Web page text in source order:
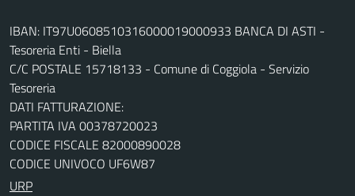
IBAN: IT97U0608510316000019000933 BANCA DI ASTI -
Tesoreria Enti - Biella
C/C POSTALE 15718133 - Comune di Coggiola - Servizio
Tesoreria
DATI FATTURAZIONE:
PARTITA IVA 00378720023
CODICE FISCALE 82000890028
CODICE UNIVOCO UF6W87
URP